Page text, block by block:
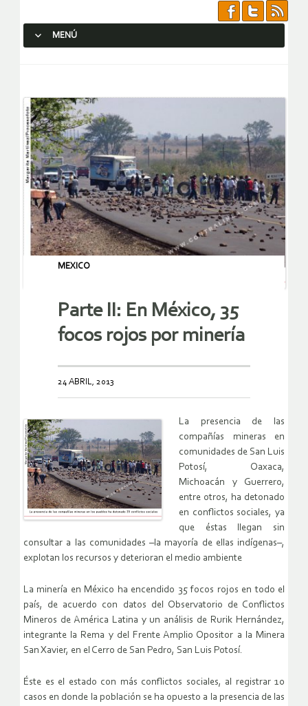
MENÚ
MEXICO
Parte II: En México, 35
focos rojos por minería
24 ABRIL, 2013
La presencia de las
compañías mineras en
comunidades de San Luis
Potosí, Oaxaca,
Michoacán y Guerrero,
entre otros, ha detonado
en conflictos sociales, ya
que éstas llegan sin
consultar a las comunidades –la mayoría de ellas indígenas–,
explotan los recursos y deterioran el medio ambiente
La minería en México ha encendido 35 focos rojos en todo el
país, de acuerdo con datos del Observatorio de Conflictos
Mineros de América Latina y un análisis de Rurik Hernández,
integrante la Rema y del Frente Amplio Opositor a la Minera
San Xavier, en el Cerro de San Pedro, San Luis Potosí.
Éste es el estado con más conflictos sociales, al registrar 10
casos en donde la población se ha opuesto a la presencia de las